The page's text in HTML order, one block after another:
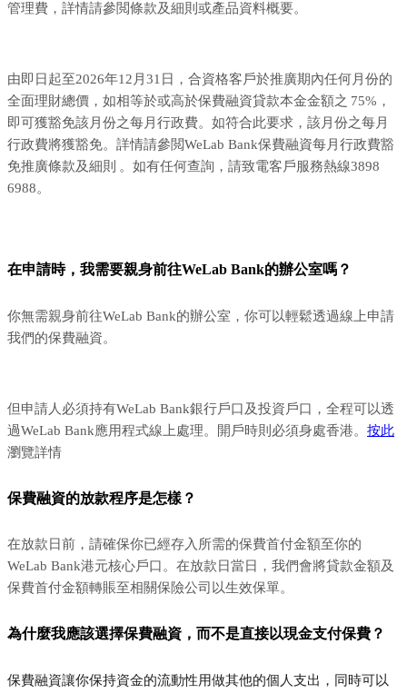
管理費，詳情請參閲條款及細則或產品資料概要。
由即日起至2026年12月31日，合資格客戶於推廣期內任何月份的
全面理財總價，如相等於或高於保費融資貸款本金金額之 75%，
即可獲豁免該月份之每月行政費。如符合此要求，該月份之每月
行政費將獲豁免。詳情請參閲WeLab Bank保費融資每月行政費豁
免推廣條款及細則 。如有任何查詢，請致電客戶服務熱線3898
6988。
在申請時，我需要親身前往WeLab Bank的辦公室嗎？
你無需親身前往WeLab Bank的辦公室，你可以輕鬆透過線上申請
我們的保費融資。
但申請人必須持有WeLab Bank銀行戶口及投資戶口，全程可以透
過WeLab Bank應用程式線上處理。開戶時則必須身處香港。 按此
瀏覽詳情
保費融資的放款程序是怎樣？
在放款日前，請確保你已經存入所需的保費首付金額至你的
WeLab Bank港元核心戶口。在放款日當日，我們會將貸款金額及
保費首付金額轉賬至相關保險公司以生效保單。
為什麼我應該選擇保費融資，而不是直接以現金支付保費？
保費融資讓你保持資金的流動性用做其他的個人支出，同時可以